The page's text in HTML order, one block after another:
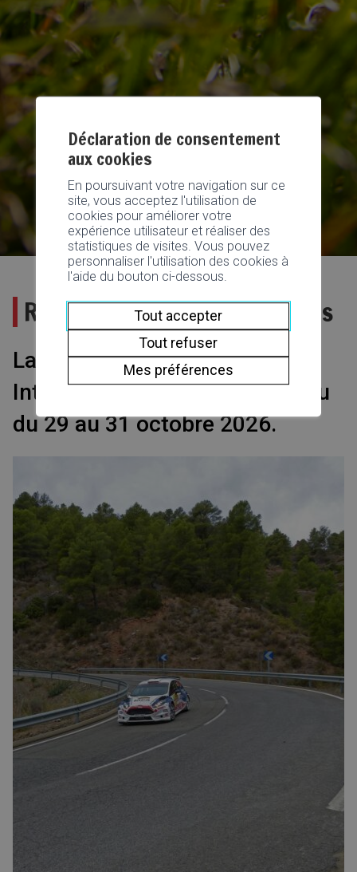
Rallye International du Valais
La prochaine édition du Rallye
International du Valais aura lieu
du 29 au 31 octobre 2026.
Déclaration de consentement
aux cookies
En poursuivant votre navigation sur ce
site, vous acceptez l'utilisation de
cookies pour améliorer votre
expérience utilisateur et réaliser des
statistiques de visites. Vous pouvez
personnaliser l'utilisation des cookies à
l'aide du bouton ci-dessous.
Tout accepter
Tout refuser
Mes préférences